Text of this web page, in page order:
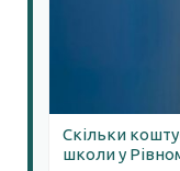
Скільки
школи у